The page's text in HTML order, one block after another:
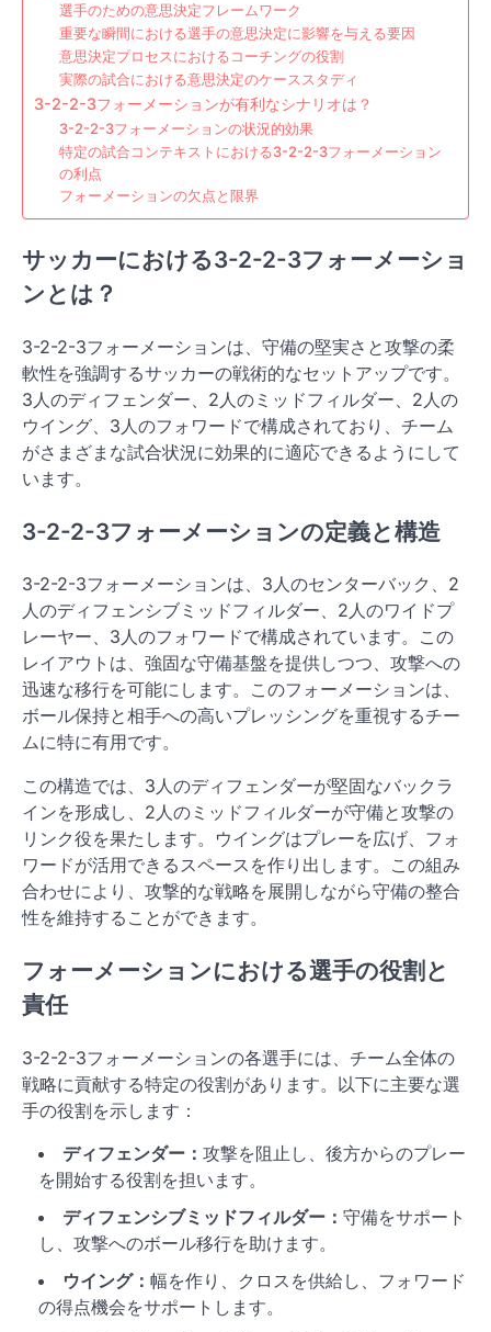
選手のための意思決定フレームワーク
重要な瞬間における選手の意思決定に影響を与える要因
意思決定プロセスにおけるコーチングの役割
実際の試合における意思決定のケーススタディ
3-2-2-3フォーメーションが有利なシナリオは？
3-2-2-3フォーメーションの状況的効果
特定の試合コンテキストにおける3-2-2-3フォーメーション
の利点
フォーメーションの欠点と限界
サッカーにおける3-2-2-3フォーメーショ
ンとは？
3-2-2-3フォーメーションは、守備の堅実さと攻撃の柔
軟性を強調するサッカーの戦術的なセットアップです。
3人のディフェンダー、2人のミッドフィルダー、2人の
ウイング、3人のフォワードで構成されており、チーム
がさまざまな試合状況に効果的に適応できるようにして
います。
3-2-2-3フォーメーションの定義と構造
3-2-2-3フォーメーションは、3人のセンターバック、2
人のディフェンシブミッドフィルダー、2人のワイドプ
レーヤー、3人のフォワードで構成されています。この
レイアウトは、強固な守備基盤を提供しつつ、攻撃への
迅速な移行を可能にします。このフォーメーションは、
ボール保持と相手への高いプレッシングを重視するチー
ムに特に有用です。
この構造では、3人のディフェンダーが堅固なバックラ
インを形成し、2人のミッドフィルダーが守備と攻撃の
リンク役を果たします。ウイングはプレーを広げ、フォ
ワードが活用できるスペースを作り出します。この組み
合わせにより、攻撃的な戦略を展開しながら守備の整合
性を維持することができます。
フォーメーションにおける選手の役割と
責任
3-2-2-3フォーメーションの各選手には、チーム全体の
戦略に貢献する特定の役割があります。以下に主要な選
手の役割を示します：
ディフェンダー： 攻撃を阻止し、後方からのプレー
を開始する役割を担います。
ディフェンシブミッドフィルダー： 守備をサポート
し、攻撃へのボール移行を助けます。
ウイング： 幅を作り、クロスを供給し、フォワード
の得点機会をサポートします。